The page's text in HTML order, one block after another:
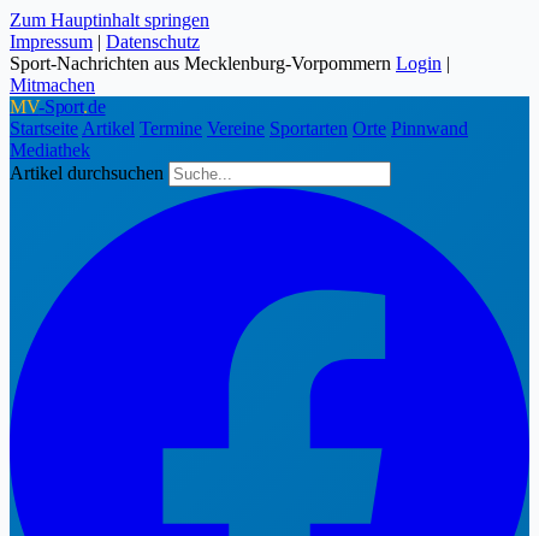
Zum Hauptinhalt springen
Impressum | Datenschutz
Sport-Nachrichten aus Mecklenburg-Vorpommern Login |
Mitmachen
MV-Sport.de
Startseite Artikel Termine Vereine Sportarten Orte Pinnwand
Mediathek
Artikel durchsuchen